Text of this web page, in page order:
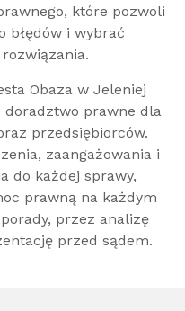
które pozwoli
błędów i wybrać
Obaza w Jeleniej
doradztwo prawne dla
przedsiębiorców.
zaangażowania i
do każdej sprawy,
prawną na każdym
przez analizę
przed sądem.